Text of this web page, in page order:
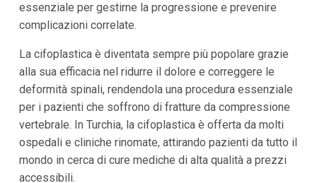
essenziale per gestirne la progressione e prevenire
complicazioni correlate.
La cifoplastica è diventata sempre più popolare grazie
alla sua efficacia nel ridurre il dolore e correggere le
deformità spinali, rendendola una procedura essenziale
per i pazienti che soffrono di fratture da compressione
vertebrale. In Turchia, la cifoplastica è offerta da molti
ospedali e cliniche rinomate, attirando pazienti da tutto il
mondo in cerca di cure mediche di alta qualità a prezzi
accessibili.